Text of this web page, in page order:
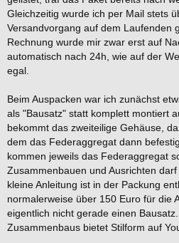
Gleichzeitig wurde ich per Mail stets
Versandvorgang auf dem Laufenden
Rechnung wurde mir zwar erst auf
automatisch nach 24h, wie auf der
egal.
Beim Auspacken war ich zunächst
als "Bausatz" statt komplett montiert
bekommt das zweiteilige Gehäuse,
dem das Federaggregat dann
kommen jeweils das Federaggregat
Zusammenbauen und Ausrichten
kleine Anleitung ist in der Packung
normalerweise über 150 Euro für die
eigentlich nicht gerade einen
Zusammenbaus bietet Stilform auf